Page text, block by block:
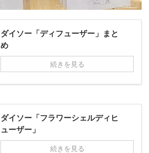
ダイソー「ディフューザー」まと
め
続きを見る
ダイソー「フラワーシェルディヒ
ューザー」
続きを見る